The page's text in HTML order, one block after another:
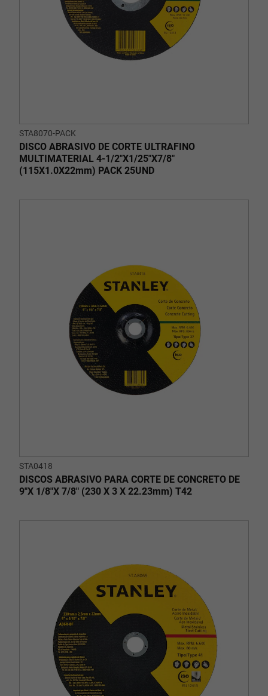
STA8070-PACK
DISCO ABRASIVO DE CORTE ULTRAFINO
MULTIMATERIAL 4-1/2"X1/25"X7/8"
(115X1.0X22mm) PACK 25UND
STA0418
DISCOS ABRASIVO PARA CORTE DE CONCRETO DE
9"X 1/8"X 7/8" (230 X 3 X 22.23mm) T42